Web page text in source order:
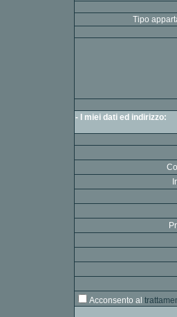
Tipo
- I miei dati ed indirizzo:
Acconsento al